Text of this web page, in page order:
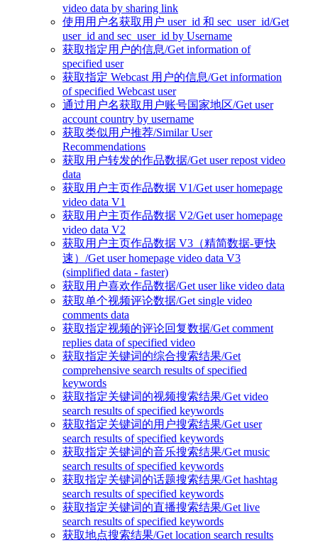
video data by sharing link
使用用户名获取用户 user_id 和 sec_user_id/Get
user_id and sec_user_id by Username
获取指定用户的信息/Get information of
specified user
获取指定 Webcast 用户的信息/Get information
of specified Webcast user
通过用户名获取用户账号国家地区/Get user
account country by username
获取类似用户推荐/Similar User
Recommendations
获取用户转发的作品数据/Get user repost video
data
获取用户主页作品数据 V1/Get user homepage
video data V1
获取用户主页作品数据 V2/Get user homepage
video data V2
获取用户主页作品数据 V3（精简数据-更快
速）/Get user homepage video data V3
(simplified data - faster)
获取用户喜欢作品数据/Get user like video data
获取单个视频评论数据/Get single video
comments data
获取指定视频的评论回复数据/Get comment
replies data of specified video
获取指定关键词的综合搜索结果/Get
comprehensive search results of specified
keywords
获取指定关键词的视频搜索结果/Get video
search results of specified keywords
获取指定关键词的用户搜索结果/Get user
search results of specified keywords
获取指定关键词的音乐搜索结果/Get music
search results of specified keywords
获取指定关键词的话题搜索结果/Get hashtag
search results of specified keywords
获取指定关键词的直播搜索结果/Get live
search results of specified keywords
获取地点搜索结果/Get location search results